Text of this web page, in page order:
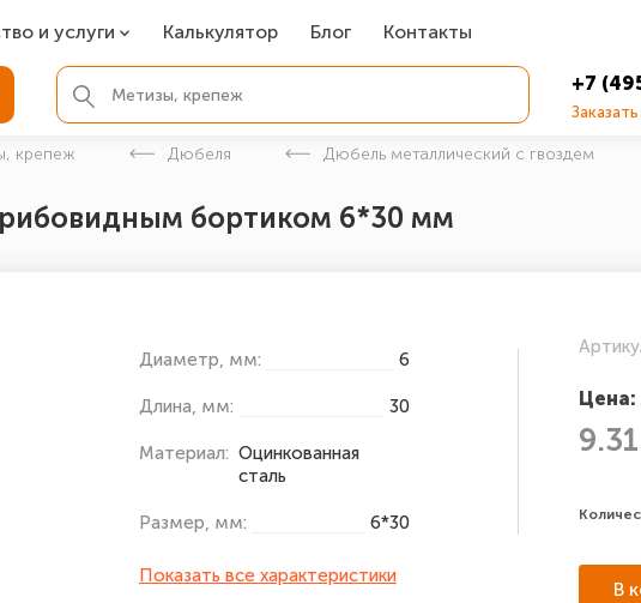
и услуги Калькулятор Блог Контакты
+7
крепеж Дюбеля Дюбель металлический с гвоздем
бортиком 6*30 мм
Диаметр, мм: 6
Длина, мм: 30
Материал: Оцинкованная
сталь
Размер, мм: 6*30
Показать все характеристики
Цена:
В